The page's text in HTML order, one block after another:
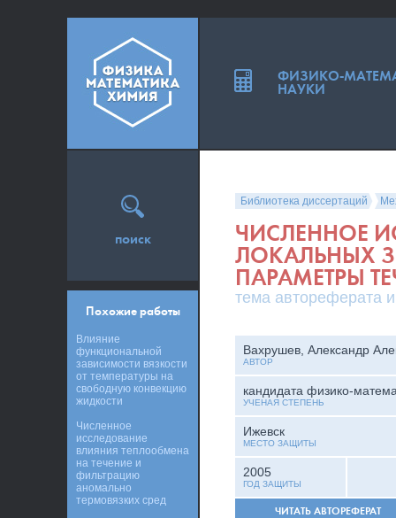
Библиотека диссертаций
ЧИСЛЕННОЕ
ЛОКАЛЬНЫХ
ПАРАМЕТРЫ
тема автореферата
Вахрушев, Александр
АВТОР
кандидата физико-
УЧЕНАЯ СТЕПЕНЬ
Ижевск
МЕСТО ЗАЩИТЫ
2005
ГОД ЗАЩИТЫ
ЧИТАТЬ АВТОРЕФЕРАТ
поиск
Похожие работы
Влияние
функциональной
зависимости вязкости
от температуры на
свободную конвекцию
жидкости
Численное
исследование
влияния теплообмена
на течение и
фильтрацию
аномально
термовязких сред
ФИЗИКО-
НАУКИ